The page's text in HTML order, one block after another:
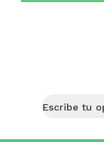
Escribe tu